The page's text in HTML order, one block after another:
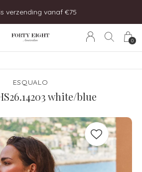
0
verzending vanaf €75
ESQUALO
white/blue